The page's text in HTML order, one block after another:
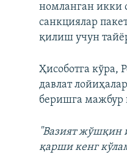
номланган икки
санкциялар
қилиш учун
Ҳисоботга кўра,
давлат
беришга мажбур
"Вазият жўшқин
қарши кенг